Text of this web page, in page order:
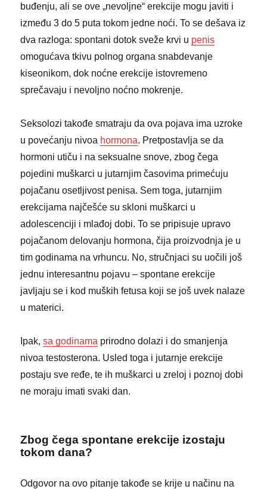
buđenju, ali se ove „nevoljne“ erekcije mogu javiti i
između 3 do 5 puta tokom jedne noći. To se dešava iz
dva razloga: spontani dotok sveže krvi u penis
omogućava tkivu polnog organa snabdevanje
kiseonikom, dok noćne erekcije istovremeno
sprečavaju i nevoljno noćno mokrenje.
Seksolozi takođe smatraju da ova pojava ima uzroke
u povećanju nivoa hormona. Pretpostavlja se da
hormoni utiču i na seksualne snove, zbog čega
pojedini muškarci u jutarnjim časovima primećuju
pojačanu osetljivost penisa. Sem toga, jutarnjim
erekcijama najčešće su skloni muškarci u
adolescenciji i mlađoj dobi. To se pripisuje upravo
pojačanom delovanju hormona, čija proizvodnja je u
tim godinama na vrhuncu. No, stručnjaci su uočili još
jednu interesantnu pojavu – spontane erekcije
javljaju se i kod muških fetusa koji se još uvek nalaze
u materici.
Ipak,sa godinama prirodno dolazi i do smanjenja
nivoa testosterona. Usled toga i jutarnje erekcije
postaju sve ređe, te ih muškarci u zreloj i poznoj dobi
ne moraju imati svaki dan.
Zbog čega spontane erekcije izostaju
tokom dana?
Odgovor na ovo pitanje takođe se krije u načinu na